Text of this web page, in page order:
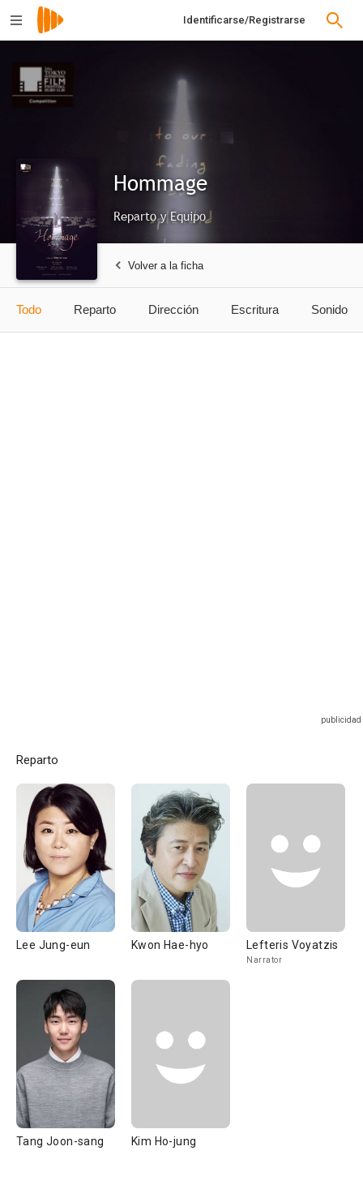
Identificarse/Registrarse
Hommage
Reparto y Equipo
Volver a la ficha
Todo Reparto Dirección Escritura Sonido
Reparto
Lee Jung-eun Kwon Hae-hyo Lefteris Voyatzis
Narrator
Tang Joon-sang Kim Ho-jung